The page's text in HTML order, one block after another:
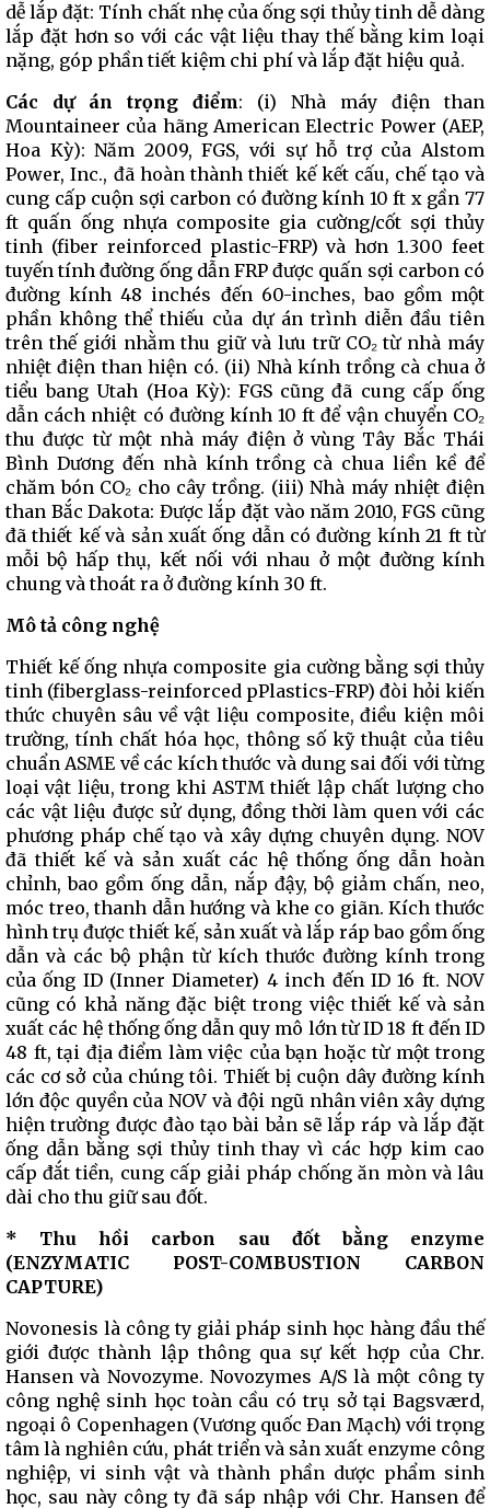
dễ lắp đặt: Tính chất nhẹ của ống sợi thủy tinh dễ dàng
lắp đặt hơn so với các vật liệu thay thế bằng kim loại
nặng, góp phần tiết kiệm chi phí và lắp đặt hiệu quả.
Các dự án trọng điểm: (i) Nhà máy điện than
Mountaineer của hãng American Electric Power (AEP,
Hoa Kỳ): Năm 2009, FGS, với sự hỗ trợ của Alstom
Power, Inc., đã hoàn thành thiết kế kết cấu, chế tạo và
cung cấp cuộn sợi carbon có đường kính 10 ft x gần 77
ft quấn ống nhựa composite gia cường/cốt sợi thủy
tinh (fiber reinforced plastic-FRP) và hơn 1.300 feet
tuyến tính đường ống dẫn FRP được quấn sợi carbon có
đường kính 48 inchés đến 60-inches, bao gồm một
phần không thể thiếu của dự án trình diễn đầu tiên
trên thế giới nhằm thu giữ và lưu trữ CO₂ từ nhà máy
nhiệt điện than hiện có. (ii) Nhà kính trồng cà chua ở
tiểu bang Utah (Hoa Kỳ): FGS cũng đã cung cấp ống
dẫn cách nhiệt có đường kính 10 ft để vận chuyển CO₂
thu được từ một nhà máy điện ở vùng Tây Bắc Thái
Bình Dương đến nhà kính trồng cà chua liền kề để
chăm bón CO₂ cho cây trồng. (iii) Nhà máy nhiệt điện
than Bắc Dakota: Được lắp đặt vào năm 2010, FGS cũng
đã thiết kế và sản xuất ống dẫn có đường kính 21 ft từ
mỗi bộ hấp thụ, kết nối với nhau ở một đường kính
chung và thoát ra ở đường kính 30 ft.
Mô tả công nghệ
Thiết kế ống nhựa composite gia cường bằng sợi thủy
tinh (fiberglass-reinforced pPlastics-FRP) đòi hỏi kiến
​​thức chuyên sâu về vật liệu composite, điều kiện môi
trường, tính chất hóa học, thông số kỹ thuật của tiêu
chuẩn ASME về các kích thước và dung sai đối với từng
loại vật liệu, trong khi ASTM thiết lập chất lượng cho
các vật liệu được sử dụng, đồng thời làm quen với các
phương pháp chế tạo và xây dựng chuyên dụng. NOV
đã thiết kế và sản xuất các hệ thống ống dẫn hoàn
chỉnh, bao gồm ống dẫn, nắp đậy, bộ giảm chấn, neo,
móc treo, thanh dẫn hướng và khe co giãn. Kích thước
hình trụ được thiết kế, sản xuất và lắp ráp bao gồm ống
dẫn và các bộ phận từ kích thước đường kính trong
của ống ID (Inner Diameter) 4 inch đến ID 16 ft. NOV
cũng có khả năng đặc biệt trong việc thiết kế và sản
xuất các hệ thống ống dẫn quy mô lớn từ ID 18 ft đến ID
48 ft, tại địa điểm làm việc của bạn hoặc từ một trong
các cơ sở của chúng tôi. Thiết bị cuộn dây đường kính
lớn độc quyền của NOV và đội ngũ nhân viên xây dựng
hiện trường được đào tạo bài bản sẽ lắp ráp và lắp đặt
ống dẫn bằng sợi thủy tinh thay vì các hợp kim cao
cấp đắt tiền, cung cấp giải pháp chống ăn mòn và lâu
dài cho thu giữ sau đốt.
* Thu hồi carbon sau đốt bằng enzyme
(ENZYMATIC POST-COMBUSTION CARBON
CAPTURE)
Novonesis là công ty giải pháp sinh học hàng đầu thế
giới được thành lập thông qua sự kết hợp của Chr.
Hansen và Novozyme. Novozymes A/S là một công ty
công nghệ sinh học toàn cầu có trụ sở tại Bagsværd,
ngoại ô Copenhagen (Vương quốc Đan Mạch) với trọng
tâm là nghiên cứu, phát triển và sản xuất enzyme công
nghiệp, vi sinh vật và thành phần dược phẩm sinh
học, sau này công ty đã sáp nhập với Chr. Hansen để